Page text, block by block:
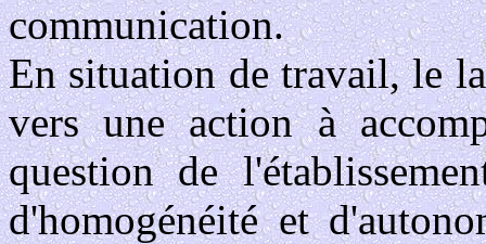
communication.
En situation de travail, le
vers une action à
question de
d'homogénéité et